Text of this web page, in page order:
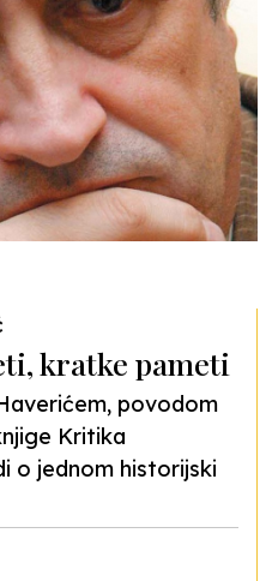
kratke pameti
povodom
Kritika
o jednom historijski